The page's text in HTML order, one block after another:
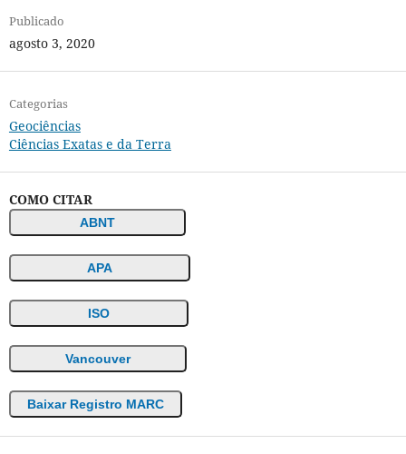
Publicado
agosto 3, 2020
Categorias
Geociências
Ciências Exatas e da Terra
COMO CITAR
ABNT
APA
ISO
Vancouver
Baixar Registro MARC